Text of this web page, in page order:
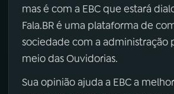
mas é com a EBC que estará
Fala.BR é uma plataforma de
sociedade com a administração
meio das Ouvidorias.
Sua opinião ajuda a EBC a